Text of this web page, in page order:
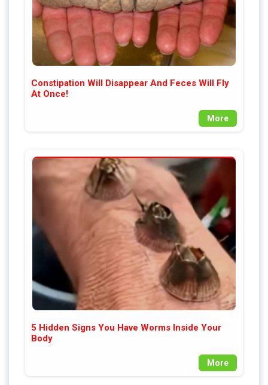
Constipation Will Disappear And Feces Will Fly
At Once!
More
5 Hidden Signs You Have Worms Inside Your
Body
More